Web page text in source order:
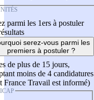
parmi les 1ers à postuler
serez-vous parmi les
premiers à postuler ?
de plus de 15 jours,
moins de 4 candidatures
France Travail est informé)